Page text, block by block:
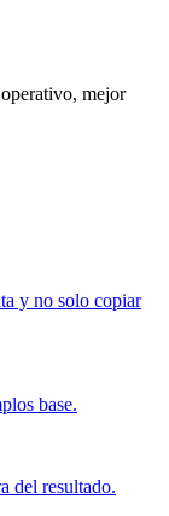
mejor
y no solo copiar
base.
del resultado.